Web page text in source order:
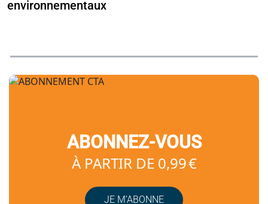
environnementaux
ABONNEZ-VOUS
À PARTIR DE 0,99 €
JE M’ABONNE